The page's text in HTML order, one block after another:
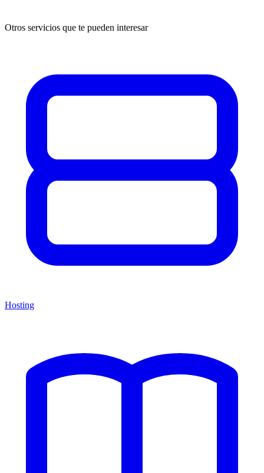
Otros servicios que te pueden interesar
Hosting